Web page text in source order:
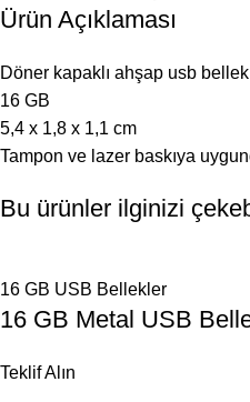
Ürün Açıklaması
Döner kapaklı ahşap usb bellek
16 GB
5,4 x 1,8 x 1,1 cm
Tampon ve lazer baskıya
Bu ürünler ilginizi
16 GB USB Bellekler
16 GB Metal USB
Teklif Alın